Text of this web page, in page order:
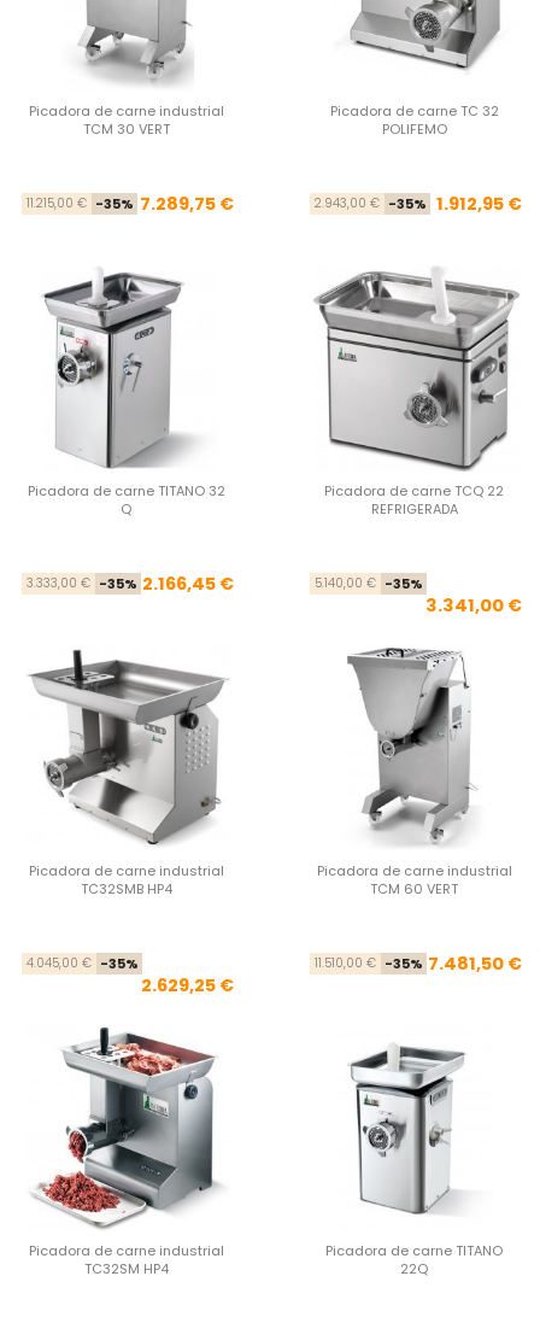
Picadora de carne industrial
TCM 30 VERT
Precio base
11.215,00 € -35% Precio
7.289,75 €
Picadora de carne TC 32
POLIFEMO
2.943,00 € -35% 1.912,95 €
Picadora de carne TITANO 32
Q
Precio base
3.333,00 € -35% Precio
2.166,45 €
Picadora de carne TCQ 22
REFRIGERADA
5.140,00 € -35%
3.341,00 €
Picadora de carne industrial
TC32SMB HP4
Precio base
4.045,00 € -35%
2.629,25 €
Picadora de carne industrial
TCM 60 VERT
11.510,00 € -35% 7.481,50 €
Picadora de carne industrial
TC32SM HP4
Picadora de carne TITANO
22Q